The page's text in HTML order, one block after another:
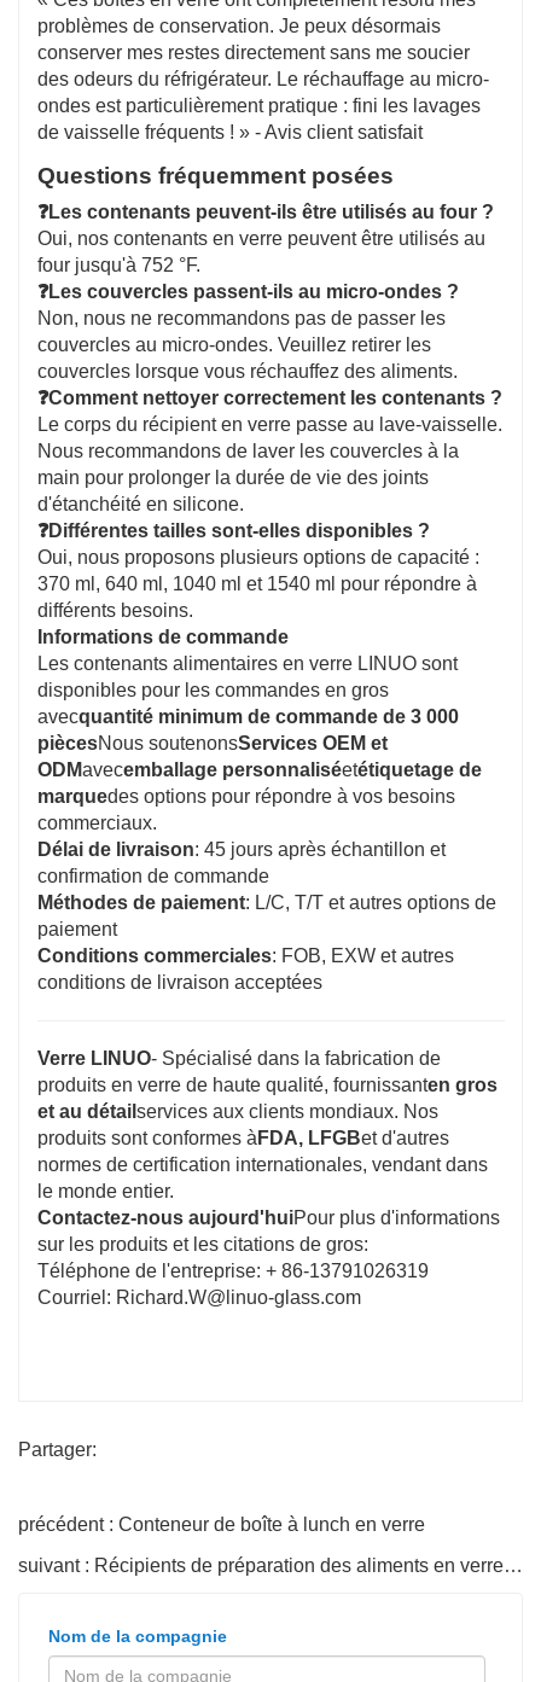
problèmes de conservation. Je peux désormais
conserver mes restes directement sans me soucier
des odeurs du réfrigérateur. Le réchauffage au micro-
ondes est particulièrement pratique : fini les lavages
de vaisselle fréquents ! » - Avis client satisfait
Questions fréquemment posées
❓Les contenants peuvent-ils être utilisés au four ?
Oui, nos contenants en verre peuvent être utilisés au
four jusqu'à 752 °F.
❓Les couvercles passent-ils au micro-ondes ?
Non, nous ne recommandons pas de passer les
couvercles au micro-ondes. Veuillez retirer les
couvercles lorsque vous réchauffez des aliments.
❓Comment nettoyer correctement les contenants ?
Le corps du récipient en verre passe au lave-vaisselle.
Nous recommandons de laver les couvercles à la
main pour prolonger la durée de vie des joints
d'étanchéité en silicone.
❓Différentes tailles sont-elles disponibles ?
Oui, nous proposons plusieurs options de capacité :
370 ml, 640 ml, 1040 ml et 1540 ml pour répondre à
différents besoins.
Informations de commande
Les contenants alimentaires en verre LINUO sont
disponibles pour les commandes en gros
avecquantité minimum de commande de 3 000
piècesNous soutenonsServices OEM et
ODMavecemballage personnaliséetétiquetage de
marquedes options pour répondre à vos besoins
commerciaux.
Délai de livraison: 45 jours après échantillon et
confirmation de commande
Méthodes de paiement: L/C, T/T et autres options de
paiement
Conditions commerciales: FOB, EXW et autres
conditions de livraison acceptées
Verre LINUO- Spécialisé dans la fabrication de
produits en verre de haute qualité, fournissanten gros
et au détail services aux clients mondiaux. Nos
produits sont conformes àFDA, LFGBet d'autres
normes de certification internationales, vendant dans
le monde entier.
Contactez-nous aujourd'huiPour plus d'informations
sur les produits et les citations de gros:
Téléphone de l'entreprise: + 86-13791026319
Courriel: Richard.W@linuo-glass.com
Partager:
précédent : Conteneur de boîte à lunch en verre
suivant : Récipients de préparation des aliments en verre anti-fuite
Nom de la compagnie